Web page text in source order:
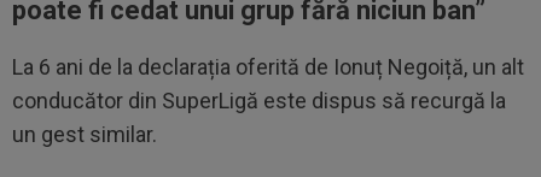
poate fi cedat unui grup fără niciun ban”
La 6 ani de la declarația oferită de Ionuț Negoiță, un alt
conducător din SuperLigă este dispus să recurgă la
un gest similar.